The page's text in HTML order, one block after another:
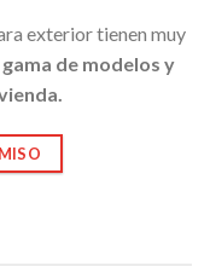
exterior tienen muy
de modelos y